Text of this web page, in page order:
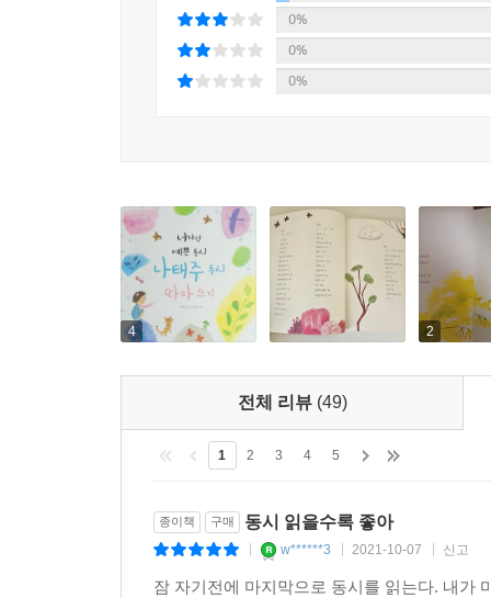
0%
0%
0%
4 2
전체 리뷰 (49)
1 2 3 4 5
종이책 구매 동시 읽을수록 좋아
w******3 2021-10-07 신고
잠 자기전에 마지막으로 동시를 읽는다. 내가